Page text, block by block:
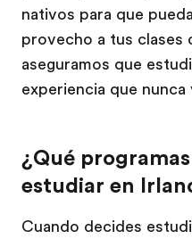
nativos para que
provecho a tus clases
aseguramos que
experiencia que nunca
¿Qué
estudiar en
Cuando decides